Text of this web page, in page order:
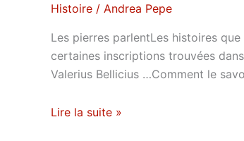
Histoire / Andrea Pepe
Les pierres parlentLes histoires
certaines inscriptions trouvées
Valerius Bellicius …Comment le
Lire la suite »